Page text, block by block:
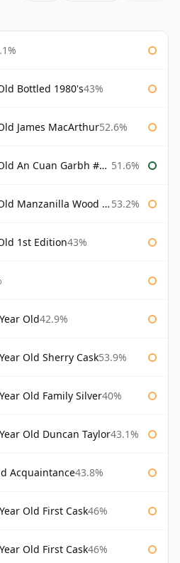
Bottled 1980's43%
James MacArthur52.6%
#1 Westering Home Collection 51.6%
Wood Finish 53.2%
1st Edition43%
Old42.9%
Old Sherry Cask53.9%
Old Family Silver40%
Old Duncan Taylor43.1%
Acquaintance43.8%
Old First Cask46%
Old First Cask46%